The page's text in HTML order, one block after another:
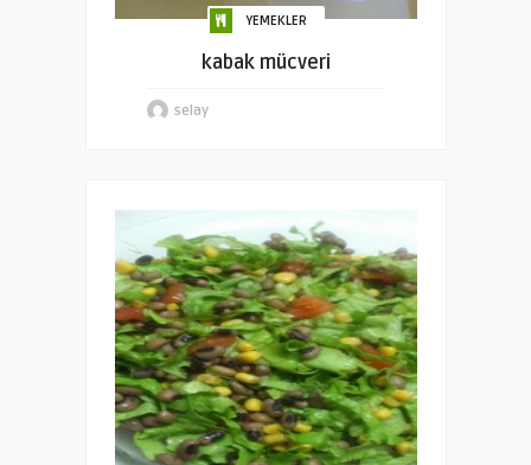
YEMEKLER
kabak mücveri
selay